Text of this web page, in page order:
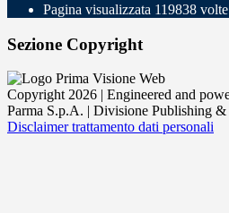
Pagina visualizzata 119838 volte
Sezione Copyright
Copyright 2026 | Engineered and
Parma S.p.A. | Divisione Publishing
Disclaimer trattamento dati personali